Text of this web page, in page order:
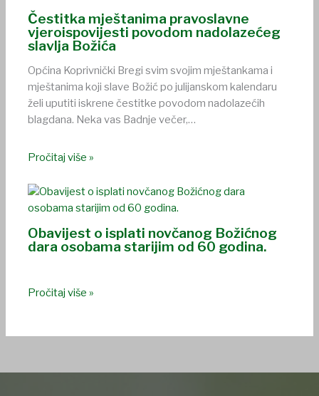
Čestitka mještanima pravoslavne
vjeroispovijesti povodom nadolazećeg
slavlja Božića
Općina Koprivnički Bregi svim svojim mještankama i
mještanima koji slave Božić po julijanskom kalendaru
želi uputiti iskrene čestitke povodom nadolazećih
blagdana. Neka vas Badnje večer,…
Pročitaj više »
Obavijest o isplati novčanog Božićnog
dara osobama starijim od 60 godina.
Pročitaj više »